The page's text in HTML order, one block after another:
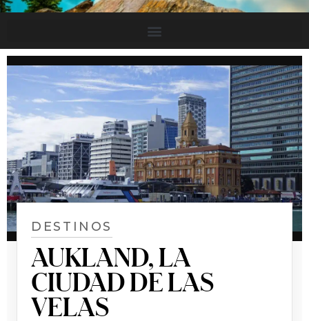
DESTINOS
AUKLAND, LA
CIUDAD DE LAS
VELAS